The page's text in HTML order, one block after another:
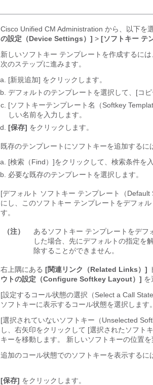
Cisco Unified CM Administration から、以下を
の設定（Device Settings）] > [ソフトキー テ
新しいソフトキー テンプレートを作成するに
次のステップに進みます。
[新規追加] をクリックします。
デフォルトのテンプレートを選択して、[コ
[ソフトキーテンプレート名（Softkey
しい名前を入力します。
[保存] をクリックします。
既存のテンプレートにソフトキーを追加するに
[検索（Find）]をクリックして、検索条件を
必要な既存のテンプレートを選択します。
[デフォルト ソフトキー テンプレート（Default
にし、このソフトキー テンプレートをデフォ
す。
（注）
あるソフトキー テンプレートをデフ
した場合、先にデフォルトの指定を
除することができません。
右上隅にある [関連リンク（Related Links）]
ウトの設定（Configure Softkey Layout）] を
[設定するコール状態の選択（Select a Call
ソフトキーに表示するコール状態を選択します。
[選択されていないソフトキー（Unselected
し、右矢印をクリックして [選択されたソフト
キーを移動します。 新しいソフトキーの位置
追加のコール状態でのソフトキーを表示するに
[保存] をクリックします。